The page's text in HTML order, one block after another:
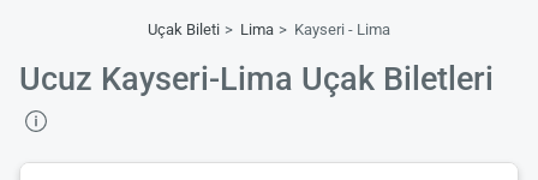
Uçak Bileti Lima Kayseri - Lima
Ucuz Kayseri-Lima Uçak Biletleri